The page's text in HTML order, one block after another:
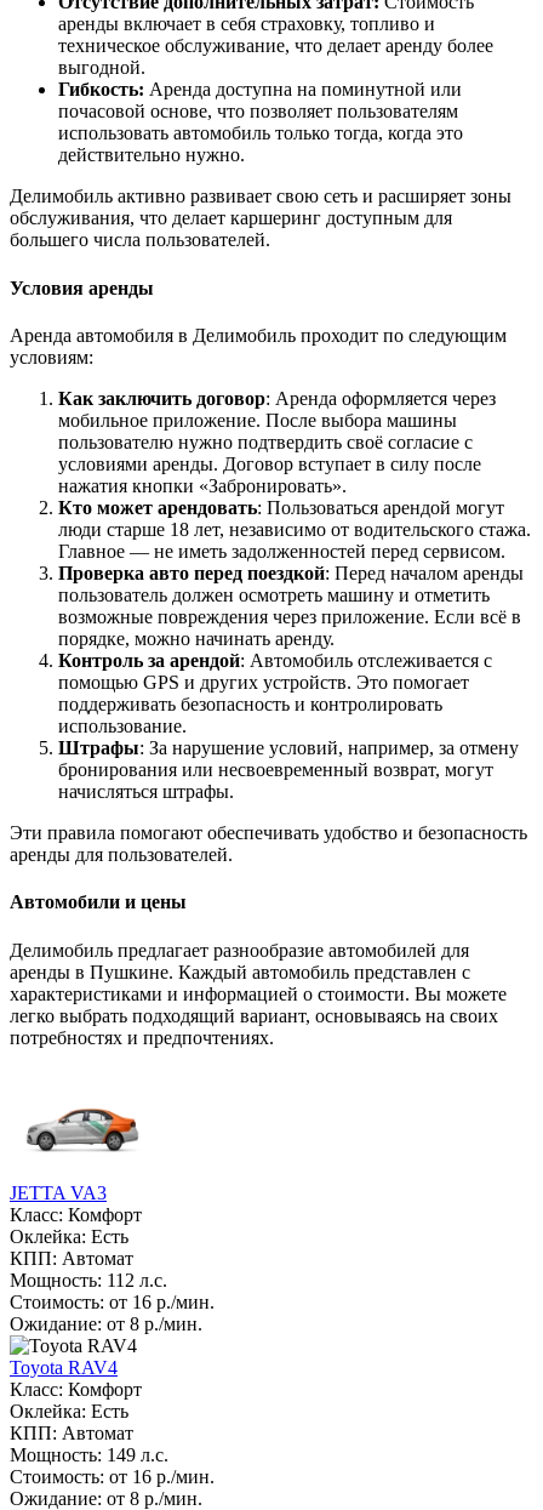
аренды включает в себя страховку, топливо и
техническое обслуживание, что делает аренду более
выгодной.
Гибкость: Аренда доступна на поминутной или
почасовой основе, что позволяет пользователям
использовать автомобиль только тогда, когда это
действительно нужно.
Делимобиль активно развивает свою сеть и расширяет зоны
обслуживания, что делает каршеринг доступным для
большего числа пользователей.
Условия аренды
Аренда автомобиля в Делимобиль проходит по следующим
условиям:
Как заключить договор: Аренда оформляется через
мобильное приложение. После выбора машины
пользователю нужно подтвердить своё согласие с
условиями аренды. Договор вступает в силу после
нажатия кнопки «Забронировать».
Кто может арендовать: Пользоваться арендой могут
люди старше 18 лет, независимо от водительского стажа.
Главное — не иметь задолженностей перед сервисом.
Проверка авто перед поездкой: Перед началом аренды
пользователь должен осмотреть машину и отметить
возможные повреждения через приложение. Если всё в
порядке, можно начинать аренду.
Контроль за арендой: Автомобиль отслеживается с
помощью GPS и других устройств. Это помогает
поддерживать безопасность и контролировать
использование.
Штрафы: За нарушение условий, например, за отмену
бронирования или несвоевременный возврат, могут
начисляться штрафы.
Эти правила помогают обеспечивать удобство и безопасность
аренды для пользователей.
Автомобили и цены
Делимобиль предлагает разнообразие автомобилей для
аренды в Пушкине. Каждый автомобиль представлен с
характеристиками и информацией о стоимости. Вы можете
легко выбрать подходящий вариант, основываясь на своих
потребностях и предпочтениях.
JETTA VA3
Класс: Комфорт
Оклейка: Есть
КПП: Автомат
Мощность: 112 л.с.
Стоимость: от 16 р./мин.
Ожидание: от 8 р./мин.
Toyota RAV4
Класс: Комфорт
Оклейка: Есть
КПП: Автомат
Мощность: 149 л.с.
Стоимость: от 16 р./мин.
Ожидание: от 8 р./мин.